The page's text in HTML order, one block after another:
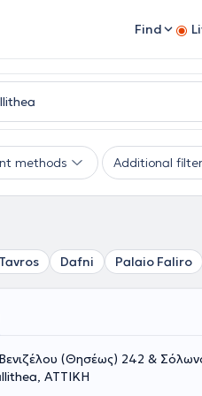
Find
methods Additional
Tavros Dafni Palaio Faliro
(Θησέως) 242 &
ΑΤΤΙΚΗ